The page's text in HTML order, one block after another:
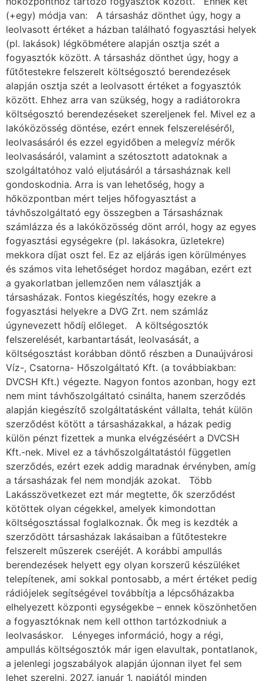
(+egy) módja van: A társasház dönthet úgy, hogy a
leolvasott értéket a házban található fogyasztási helyek
(pl. lakások) légköbmétere alapján osztja szét a
fogyasztók között. A társasház dönthet úgy, hogy a
fűtőtestekre felszerelt költségosztó berendezések
alapján osztja szét a leolvasott értéket a fogyasztók
között. Ehhez arra van szükség, hogy a radiátorokra
költségosztó berendezéseket szereljenek fel. Mivel ez a
lakóközösség döntése, ezért ennek felszereléséről,
leolvasásáról és ezzel egyidőben a melegvíz mérők
leolvasásáról, valamint a szétosztott adatoknak a
szolgáltatóhoz való eljutásáról a társasháznak kell
gondoskodnia. Arra is van lehetőség, hogy a
hőközpontban mért teljes hőfogyasztást a
távhőszolgáltató egy összegben a Társasháznak
számlázza és a lakóközösség dönt arról, hogy az egyes
fogyasztási egységekre (pl. lakásokra, üzletekre)
mekkora díjat oszt fel. Ez az eljárás igen körülményes
és számos vita lehetőséget hordoz magában, ezért ezt
a gyakorlatban jellemzően nem választják a
társasházak. Fontos kiegészítés, hogy ezekre a
fogyasztási helyekre a DVG Zrt. nem számláz
úgynevezett hődíj előleget. A költségosztók
felszerelését, karbantartását, leolvasását, a
költségosztást korábban döntő részben a Dunaújvárosi
Víz-, Csatorna- Hőszolgáltató Kft. (a továbbiakban:
DVCSH Kft.) végezte. Nagyon fontos azonban, hogy ezt
nem mint távhőszolgáltató csinálta, hanem szerződés
alapján kiegészítő szolgáltatásként vállalta, tehát külön
szerződést kötött a társasházakkal, a házak pedig
külön pénzt fizettek a munka elvégzéséért a DVCSH
Kft.-nek. Mivel ez a távhőszolgáltatástól független
szerződés, ezért ezek addig maradnak érvényben, amíg
a társasházak fel nem mondják azokat. Több
Lakásszövetkezet ezt már megtette, ők szerződést
kötöttek olyan cégekkel, amelyek kimondottan
költségosztással foglalkoznak. Ők meg is kezdték a
szerződött társasházak lakásaiban a fűtőtestekre
felszerelt műszerek cseréjét. A korábbi ampullás
berendezések helyett egy olyan korszerű készüléket
telepítenek, ami sokkal pontosabb, a mért értéket pedig
rádiójelek segítségével továbbítja a lépcsőházakba
elhelyezett központi egységekbe – ennek köszönhetően
a fogyasztóknak nem kell otthon tartózkodniuk a
leolvasáskor. Lényeges információ, hogy a régi,
ampullás költségosztók már igen elavultak, pontatlanok,
a jelenlegi jogszabályok alapján újonnan ilyet fel sem
lehet szerelni, 2027. január 1. napjától minden